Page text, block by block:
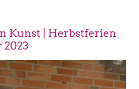
Kunst | Herbstferien